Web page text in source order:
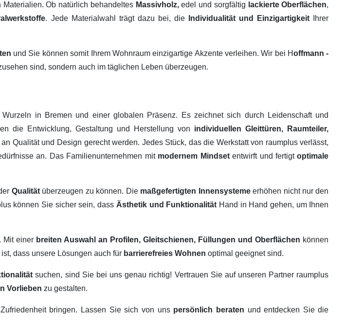
Ob natürlich behandeltes Massivholz,edel und sorgfältig lackierte Oberflächen,
. Jede Materialwahl trägt dazu bei, die Individualität und Einzigartigkeit
Ihrer
und Sie können somit Ihrem Wohnraum einzigartige Akzente verleihen. Wir bei Hoffmann -
sind, sondern auch im täglichen Leben überzeugen.
Wurzeln in Bremen und einer globalen Präsenz. Es zeichnet sich durch Leidenschaft und
die Entwicklung, Gestaltung und Herstellung von individuellen Gleittüren, Raumteiler,
Qualität und Design gerecht werden. Jedes Stück, das die Werkstatt von raumplus verlässt,
an. Das Familienunternehmen mit modernem Mindsetentwirft und fertigtoptimale
Qualität überzeugen zu können. Die maßgefertigten Innensystemeerhöhen nicht nur den
können Sie sicher sein, dass Ästhetik und Funktionalität Hand in Hand gehen, um Ihnen
Mit einer breiten Auswahl an Profilen, Gleitschienen, Füllungen und Oberflächen können
dass unsere Lösungen auch für barrierefreies Wohnen optimal geeignet sind.
suchen, sind Sie bei uns genau richtig! Vertrauen Sie auf unseren Partner raumplus
Vorlieben zu gestalten.
bringen. Lassen Sie sich von uns persönlich beraten und entdecken Sie die